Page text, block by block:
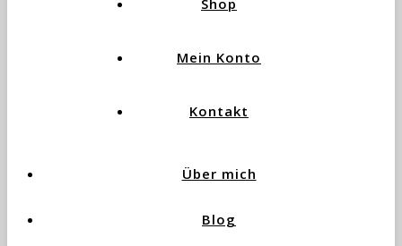
Shop
Mein Konto
Kontakt
Über mich
Blog